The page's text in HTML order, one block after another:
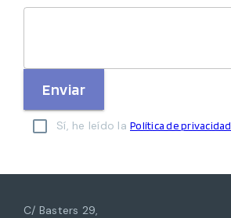
Enviar
Sí, he leído la Política de privacidad
C/ Basters 29,